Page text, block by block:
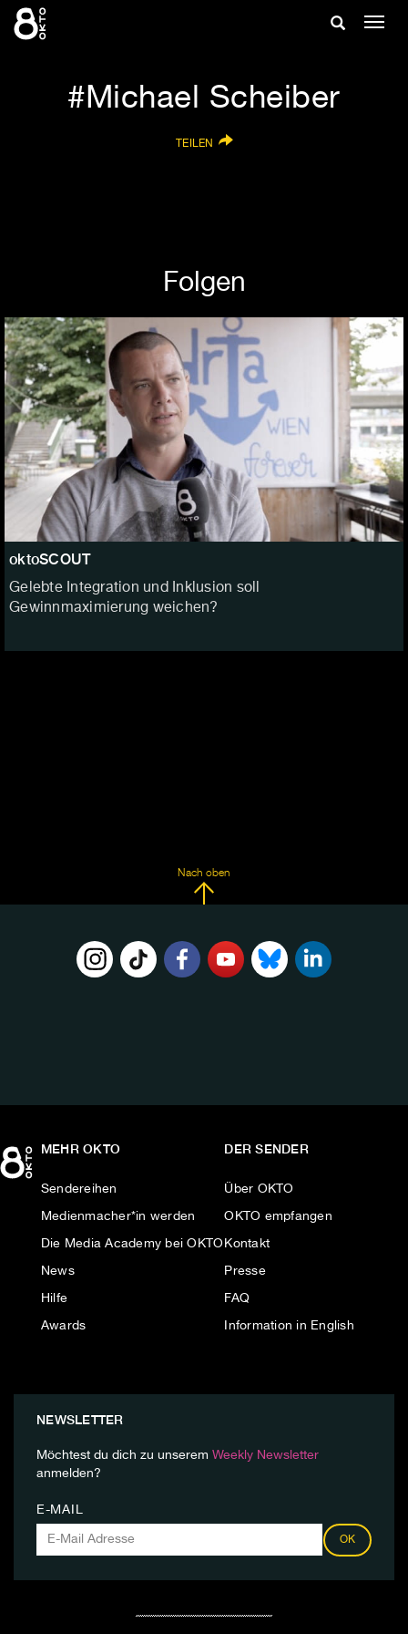
Zum
Inhalt
Suche
Michael Scheiber
TEILEN
Folgen
oktoSCOUT
Gelebte Integration und Inklusion soll
Gewinnmaximierung weichen?
Nach oben
MEHR OKTO
Sendereihen
Medienmacher*in werden
Die Media Academy bei OKTO
News
Hilfe
Awards
DER SENDER
Über OKTO
OKTO empfangen
Kontakt
Presse
FAQ
Information in English
NEWSLETTER
Möchtest du dich zu unserem Weekly Newsletter
anmelden?
E-MAIL
OK